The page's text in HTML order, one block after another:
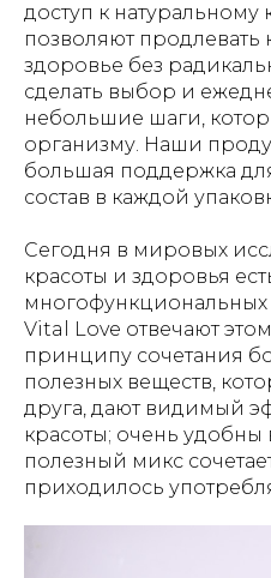
доступ к
позволяют продлевать
здоровье без
сделать выбор и
небольшие шаги,
организму. Наши
большая поддержка
состав в каждой
Сегодня в мировых
красоты и здоровья
многофункциональных
Vital Love отвечают
принципу сочетания
полезных веществ,
друга, дают видимый
красоты; очень
полезный микс
приходилось